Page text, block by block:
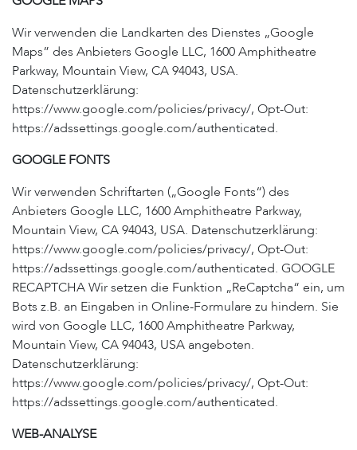
Wir verwenden die Landkarten des Dienstes „Google
Maps” des Anbieters Google LLC, 1600 Amphitheatre
Parkway, Mountain View, CA 94043, USA.
Datenschutzerklärung:
https://www.google.com/policies/privacy/, Opt-Out:
https://adssettings.google.com/authenticated.
GOOGLE FONTS
Wir verwenden Schriftarten („Google Fonts“) des
Anbieters Google LLC, 1600 Amphitheatre Parkway,
Mountain View, CA 94043, USA. Datenschutzerklärung:
https://www.google.com/policies/privacy/, Opt-Out:
https://adssettings.google.com/authenticated. GOOGLE
RECAPTCHA Wir setzen die Funktion „ReCaptcha“ ein, um
Bots z.B. an Eingaben in Online-Formulare zu hindern. Sie
wird von Google LLC, 1600 Amphitheatre Parkway,
Mountain View, CA 94043, USA angeboten.
Datenschutzerklärung:
https://www.google.com/policies/privacy/, Opt-Out:
https://adssettings.google.com/authenticated.
WEB-ANALYSE